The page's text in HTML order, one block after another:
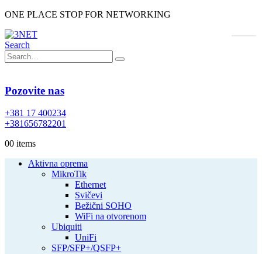
ONE PLACE STOP FOR NETWORKING
Search
Pozovite nas
+381 17 400234
+381656782201
00 items
Aktivna oprema
MikroTik
Ethernet
Svičevi
Bežični SOHO
WiFi na otvorenom
Ubiquiti
UniFi
SFP/SFP+/QSFP+